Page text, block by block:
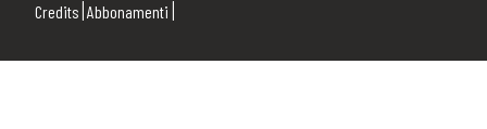
Credits Abbonamenti